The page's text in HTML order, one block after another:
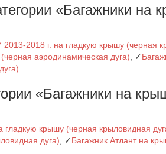
«Багажники на
2018 г. на гладкую крышу (черная
аэродинамическая дуга) , ✓
«Багажники на
крышу (черная крыловидная
дуга) , ✓Багажник Атлант на